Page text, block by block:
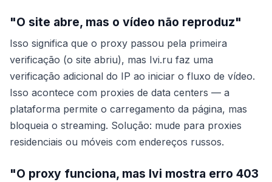
"O site abre, mas o vídeo não reproduz"
Isso significa que o proxy passou pela primeira
verificação (o site abriu), mas Ivi.ru faz uma
verificação adicional do IP ao iniciar o fluxo de vídeo.
Isso acontece com proxies de data centers — a
plataforma permite o carregamento da página, mas
bloqueia o streaming. Solução: mude para proxies
residenciais ou móveis com endereços russos.
"O proxy funciona, mas Ivi mostra erro 403